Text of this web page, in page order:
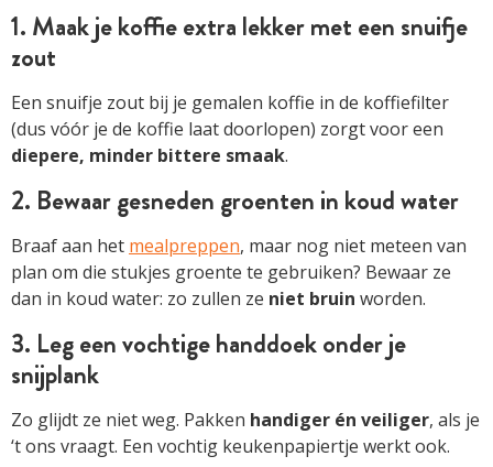
1. Maak je koffie extra lekker met een snuifje
zout
Een snuifje zout bij je gemalen koffie in de koffiefilter
(dus vóór je de koffie laat doorlopen) zorgt voor een
diepere, minder bittere smaak.
2. Bewaar gesneden groenten in koud water
Braaf aan het mealpreppen, maar nog niet meteen van
plan om die stukjes groente te gebruiken? Bewaar ze
dan in koud water: zo zullen ze niet bruin worden.
3. Leg een vochtige handdoek onder je
snijplank
Zo glijdt ze niet weg. Pakken handiger én veiliger, als je
‘t ons vraagt. Een vochtig keukenpapiertje werkt ook.